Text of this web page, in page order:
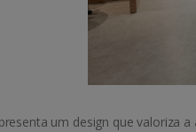
um design que valoriza a